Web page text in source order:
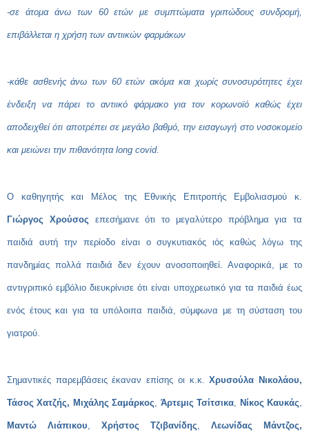
-σε άτομα άνω των 60 ετών με συμπτώματα γριπώδους συνδρομή,
επιβάλλεται η χρήση των αντιικών φαρμάκων
-κάθε ασθενής άνω των 60 ετών ακόμα και χωρίς συνοσυρότητες έχει
ένδειξη να πάρει το αντιικό φάρμακο για τον κορωνοϊό καθώς έχει
αποδειχθεί ότι αποτρέπει σε μεγάλο βαθμό, την εισαγωγή στο νοσοκομείο
και μειώνει την πιθανότητα long covid.
Ο καθηγητής και Μέλος της Εθνικής Επιτροπής Εμβολιασμού κ.
Γιώργος Χρούσος επεσήμανε ότι το μεγαλύτερο πρόβλημα για τα
παιδιά αυτή την περίοδο είναι ο συγκυτιακός ιός καθώς λόγω της
πανδημίας πολλά παιδιά δεν έχουν ανοσοποιηθεί. Αναφορικά, με το
αντιγριπικό εμβόλιο διευκρίνισε ότι είναι υποχρεωτικό για τα παιδιά έως
ενός έτους και για τα υπόλοιπα παιδιά, σύμφωνα με τη σύσταση του
γιατρού.
Σημαντικές παρεμβάσεις έκαναν επίσης οι κ.κ.Χρυσούλα Νικολάου,
Τάσος Χατζής, Μιχάλης Σαμάρκος, Άρτεμις Τσίτσικα, Νίκος Καυκάς,
Μαντώ Λιάπικου, Χρήστος Τζιβανίδης, Λεωνίδας Μάντζος,